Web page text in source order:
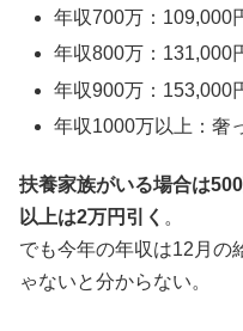
年収700万：109,000
年収800万：131,000
年収900万：153,000
年収1000万以上：奢
扶養家族がいる場合は
以上は2万円引く 。
でも今年の年収は12月の
ゃないと分からない。